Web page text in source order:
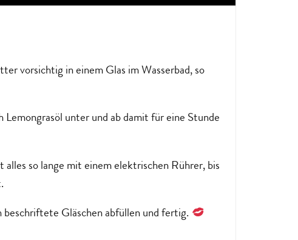
vorsichtig in einem Glas im Wasserbad, so
Lemongrasöl unter und ab damit für eine Stunde
alles so lange mit einem elektrischen Rührer, bis
beschriftete Gläschen abfüllen und fertig.